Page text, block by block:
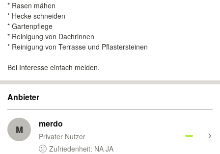
* Rasen mähen
* Hecke schneiden
* Gartenpflege
* Reinigung von Dachrinnen
* Reinigung von Terrasse und Pflastersteinen
Bei Interesse einfach melden.
Anbieter
M merdo
Privater Nutzer
Zufriedenheit: NA JA